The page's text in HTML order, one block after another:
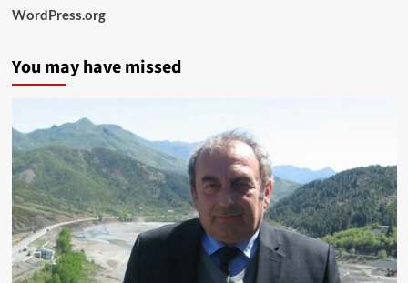
WordPress.org
You may have missed